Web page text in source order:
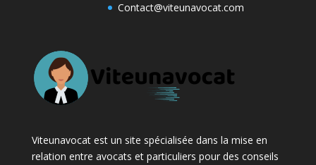
Contact@viteunavocat.com
Viteunavocat est un site spécialisée dans la mise en
relation entre avocats et particuliers pour des conseils